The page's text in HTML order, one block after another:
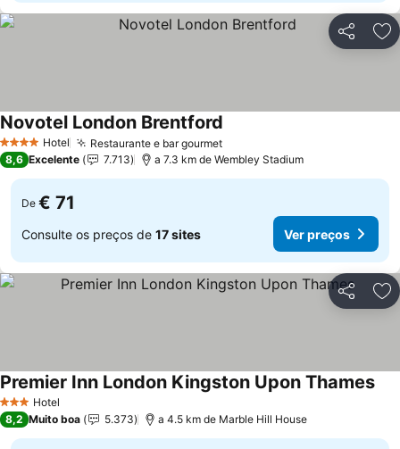
Partilhar
4 EstrelasHotel Restaurante e bar gourmetVer preços
Novotel London Brentford
8,6 Excelente 7.713 a 7.3 km de Wembley Stadium
De € 71
Consulte os preços de 17 sites Ver preços
Partilhar
3 EstrelasHotel
Premier Inn London Kingston Upon Thames
8,2 Muito boa 5.373 a 4.5 km de Marble Hill House